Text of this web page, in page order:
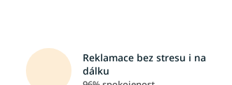
Reklamace bez stresu i na
dálku